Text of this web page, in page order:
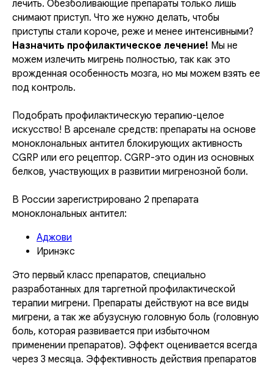
лечить. Обезболивающие препараты только лишь
снимают приступ. Что же нужно делать, чтобы
приступы стали короче, реже и менее интенсивными?
Назначить профилактическое лечение! Мы не
можем излечить мигрень полностью, так как это
врожденная особенность мозга, но мы можем взять ее
под контроль.
Подобрать профилактическую терапию-целое
искусство! В арсенале средств: препараты на основе
моноклональных антител блокирующих активность
CGRP или его рецептор. CGRP-это один из основных
белков, участвующих в развитии мигренозной боли.
В России зарегистрировано 2 препарата
моноклональных антител:
Аджови
Иринэкс
Это первый класс препаратов, специально
разработанных для таргетной профилактической
терапии мигрени. Препараты действуют на все виды
мигрени, а так же абузусную головную боль (головную
боль, которая развивается при избыточном
применении препаратов). Эффект оценивается всегда
через 3 месяца. Эффективность действия препаратов